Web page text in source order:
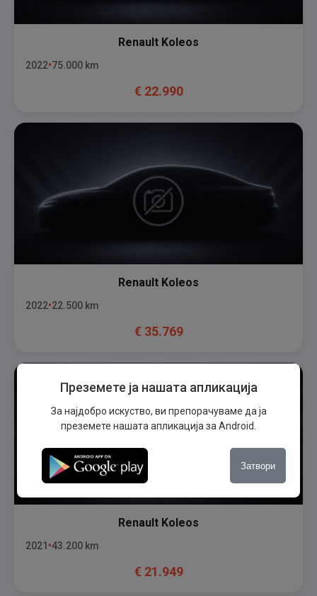
Renault Koleos
2022 75.000 km
€ 22.990
Renault Koleos
2022 22.500 km
€ 35.769
Renault Koleos
2021 43.200 km
€ 21.949
Преземете ја нашата апликација
За најдобро искуство, ви препорачуваме да ја
преземете нашата апликација за Android.
Затвори